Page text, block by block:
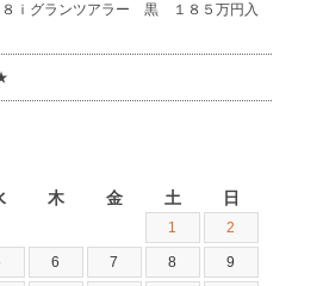
８ｉグランツアラー 黒 １８５万円入
木 金 土 日
1 2
6 7 8 9